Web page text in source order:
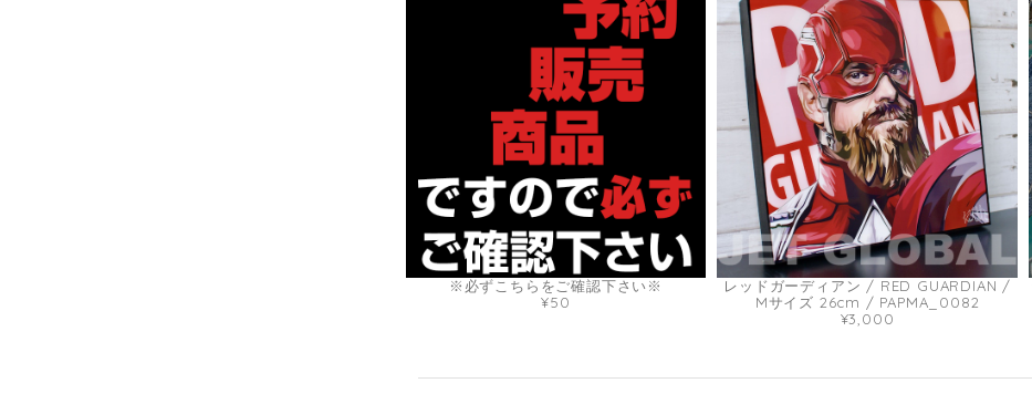
※必ずこちらをご確認下さい※
¥50
レッドガーディアン / RED GUARDIAN /
Mサイズ 26cm / PAPMA_0082
¥3,000